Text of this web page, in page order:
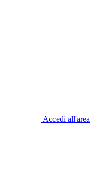
Accedi all'area